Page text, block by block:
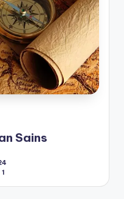
Sains
1